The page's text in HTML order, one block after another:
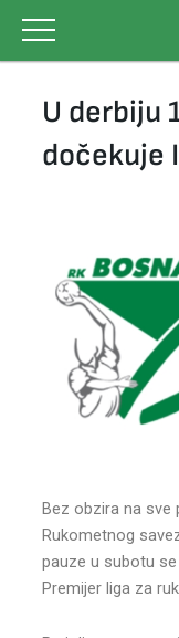
content
U derbiju
dočekuje
Bez obzira na sve
Rukometnog
pauze u subotu
Premijer liga za